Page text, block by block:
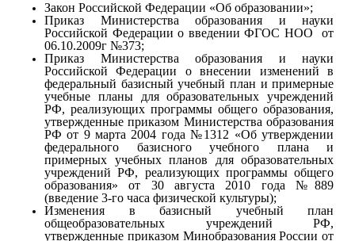
Закон Российской Федерации «Об образовании»;
Приказ Министерства образования и науки
Российской Федерации о введении ФГОС НОО от
06.10.2009г №373;
Приказ Министерства образования и науки
Российской Федерации о внесении изменений в
федеральный базисный учебный план и примерные
учебные планы для образовательных учреждений
РФ, реализующих программы общего образования,
утвержденные приказом Министерства образования
РФ от 9 марта 2004 года №1312 «Об утверждении
федерального базисного учебного плана и
примерных учебных планов для образовательных
учреждений РФ, реализующих программы общего
образования» от 30 августа 2010 года №889
(введение 3-го часа физической культуры);
Изменения в базисный учебный план
общеобразовательных учреждений РФ,
утвержденные приказом Минобразования России от